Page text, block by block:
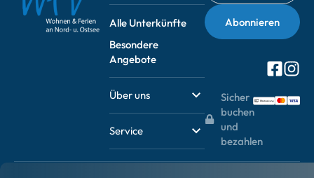
Alle Unterkünfte
Besondere
Angebote
Über uns
Service
Sicher
buchen
und
bezahlen